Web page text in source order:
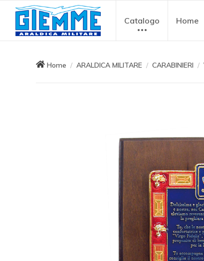
Catalogo Home
Home ARALDICA MILITARE CARABINIERI